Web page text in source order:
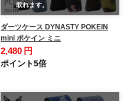
取れます。
ダーツケース DYNASTY POKEIN
mini ポケイン ミニ
2,480 円
ポイント5倍